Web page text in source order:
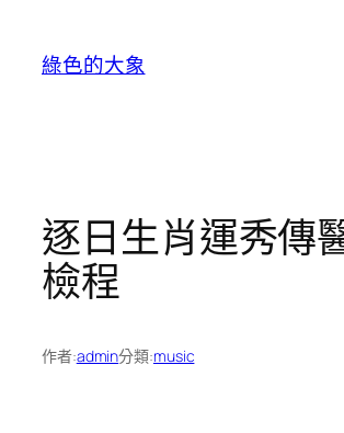
綠色的大象
逐日生肖運秀傳
檢程
作者:admin分類:music